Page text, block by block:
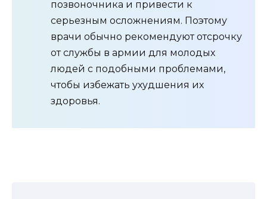
позвоночника и привести к
серьезным осложнениям. Поэтому
врачи обычно рекомендуют отсрочку
от службы в армии для молодых
людей с подобными проблемами,
чтобы избежать ухудшения их
здоровья.